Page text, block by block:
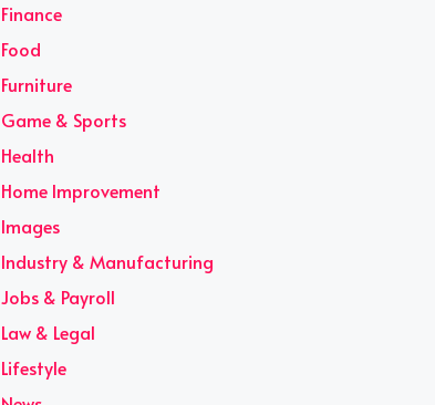
Finance
Food
Furniture
Game & Sports
Health
Home Improvement
Images
Industry & Manufacturing
Jobs & Payroll
Law & Legal
Lifestyle